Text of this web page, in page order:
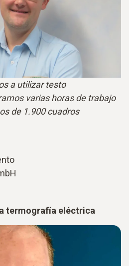
a utilizar testo
varias horas de trabajo
de 1.900 cuadros
termografía eléctrica